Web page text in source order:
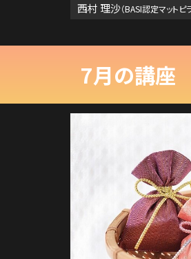
西村 理沙（BASI認定マットピ
7月の講座